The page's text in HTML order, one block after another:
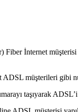
İnternet
müşterileri gibi
taşıyarak